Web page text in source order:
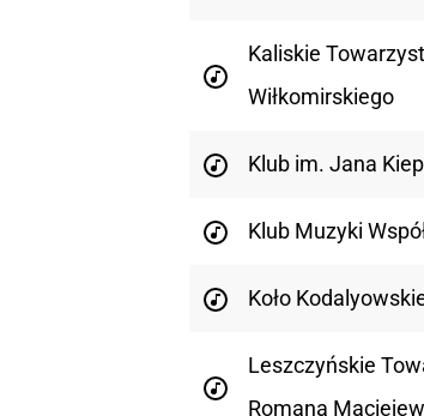
Kaliskie
Wiłkomirskiego
Klub im. Jana
Klub Muzyki
Koło
Leszczyńskie
Romana